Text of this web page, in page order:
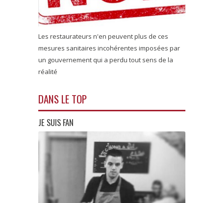
Les restaurateurs n'en peuvent plus de ces
mesures sanitaires incohérentes imposées par
un gouvernement qui a perdu tout sens de la
réalité
DANS LE TOP
JE SUIS FAN